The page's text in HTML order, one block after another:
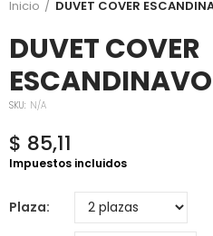
Inicio DUVET COVER
DUVET COVER
ESCANDINAVO
SKU: N/A
$ 85,11
Impuestos incluidos
Plaza